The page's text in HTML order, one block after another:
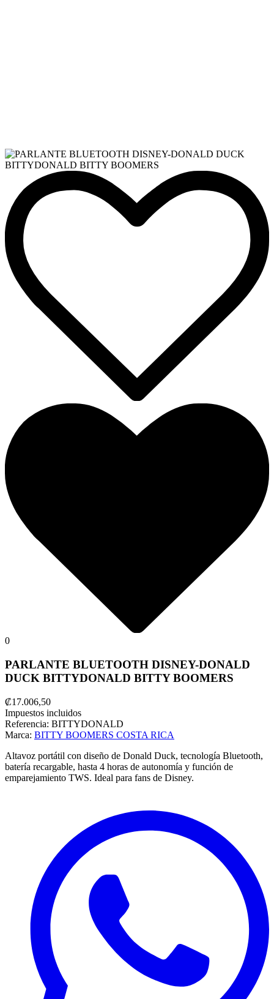
0
PARLANTE BLUETOOTH DISNEY-DONALD
DUCK BITTYDONALD BITTY BOOMERS
₡17.006,50
Impuestos incluidos
Referencia: BITTYDONALD
Marca: BITTY BOOMERS COSTA RICA
Altavoz portátil con diseño de Donald Duck, tecnología Bluetooth,
batería recargable, hasta 4 horas de autonomía y función de
emparejamiento TWS. Ideal para fans de Disney.